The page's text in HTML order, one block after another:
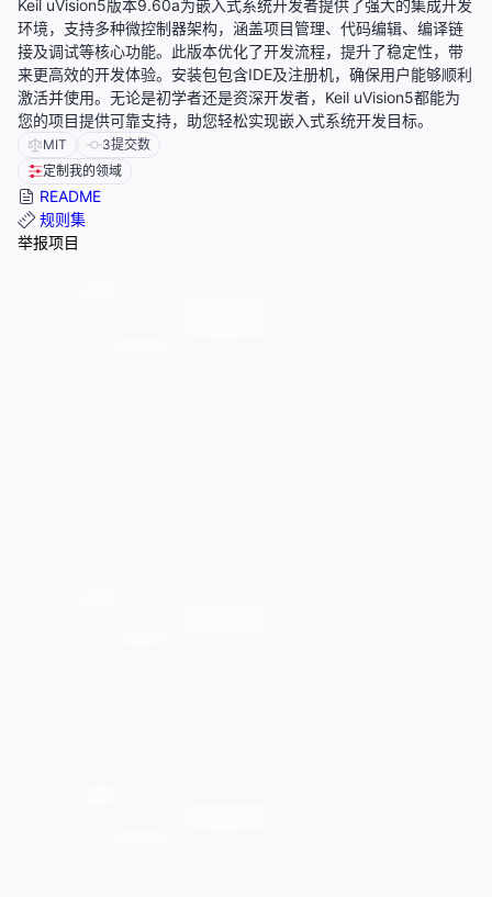
Keil uVision5版本9.60a为嵌入式系统开发者提供了强大的集成开发
环境，支持多种微控制器架构，涵盖项目管理、代码编辑、编译链
接及调试等核心功能。此版本优化了开发流程，提升了稳定性，带
来更高效的开发体验。安装包包含IDE及注册机，确保用户能够顺利
激活并使用。无论是初学者还是资深开发者，Keil uVision5都能为
您的项目提供可靠支持，助您轻松实现嵌入式系统开发目标。
MIT 3提交数
定制我的领域
README
规则集
举报项目